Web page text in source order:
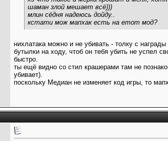
шаман злой мешает всё)))
млин сёдня надеюсь дойду..
кстати мож мапхак есть на етот мод?
нихлатака можно и не убивать - толку с
бутылки на ходу, чтоб он тебя убить не успел
быстро.
ты ещё видно со стил крашерами там не
убивает).
поскольку Медиан не изменяет код игры, то